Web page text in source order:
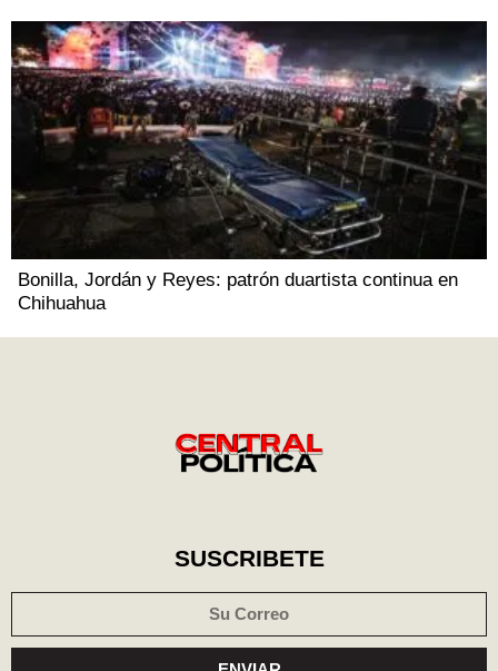
Bonilla, Jordán y Reyes: patrón duartista continua en
Chihuahua
SUSCRIBETE